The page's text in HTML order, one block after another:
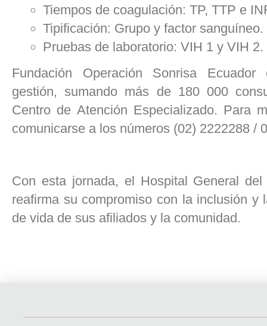
Tiempos de coagulación: TP, TTP e
Tipificación: Grupo y factor sanguíneo.
Pruebas de laboratorio: VIH 1 y VIH 2.
Fundación Operación Sonrisa
gestión, sumando más de 180 000
Centro de Atención Especializado. Para
comunicarse a los números (02) 2222288 /
Con esta jornada, el Hospital General
reafirma su compromiso con la inclusión y
de vida de sus afiliados y la comunidad.